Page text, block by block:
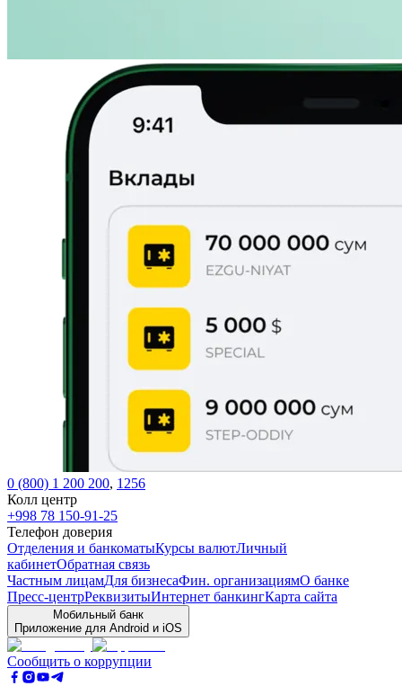
0 (800) 1 200 200, 1256
Колл центр
+998 78 150-91-25
Телефон доверия
Отделения и банкоматыКурсы валютЛичный
кабинетОбратная связь
Частным лицамДля бизнесаФин. организациямО банке
Пресс-центрРеквизитыИнтернет банкингКарта сайта
Мобильный банк
Приложение для Android и iOS
Сообщить о коррупции